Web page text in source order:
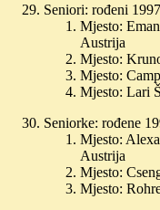
Seniori: rođeni
Mjesto:
Austrija
Mjesto:
Mjesto:
Mjesto: Lari
Seniorke: rođene
Mjesto:
Austrija
Mjesto:
Mjesto: